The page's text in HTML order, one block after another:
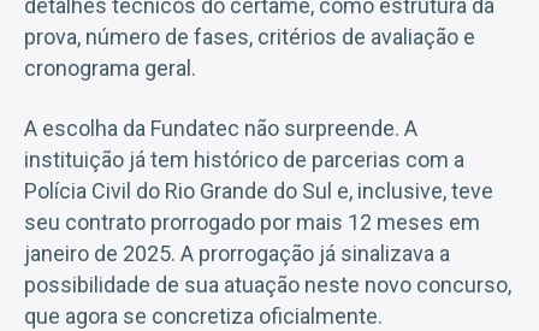
detalhes técnicos do certame, como estrutura da
prova, número de fases, critérios de avaliação e
cronograma geral.
A escolha da Fundatec não surpreende. A
instituição já tem histórico de parcerias com a
Polícia Civil do Rio Grande do Sul e, inclusive, teve
seu contrato prorrogado por mais 12 meses em
janeiro de 2025. A prorrogação já sinalizava a
possibilidade de sua atuação neste novo concurso,
que agora se concretiza oficialmente.